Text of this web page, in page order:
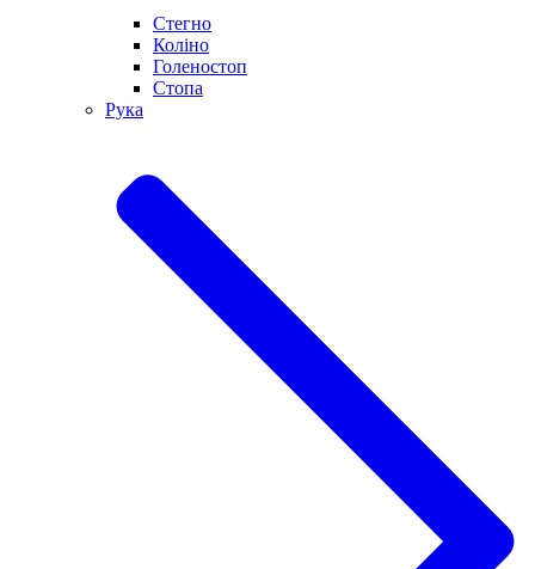
Стегно
Коліно
Голеностоп
Стопа
Рука